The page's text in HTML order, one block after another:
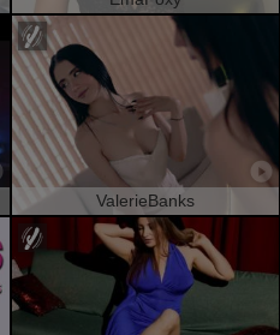
ValerieBanks